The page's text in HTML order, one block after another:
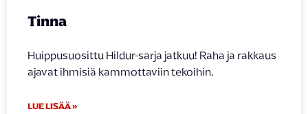
Tinna
Huippusuosittu Hildur-sarja jatkuu! Raha ja rakkaus
ajavat ihmisiä kammottaviin tekoihin.
LUE LISÄÄ »